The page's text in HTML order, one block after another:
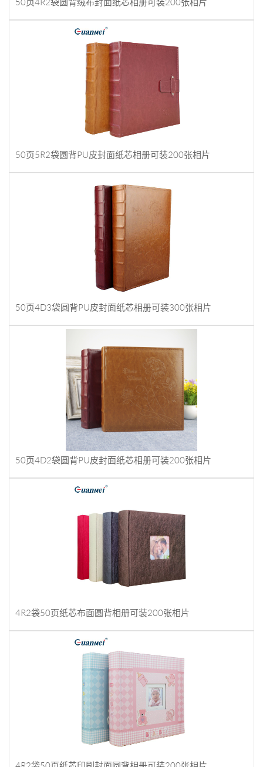
50页4R2袋圆背绒布封面纸芯相册可装200张相片
50页5R2袋圆背PU皮封面纸芯相册可装200张相片
50页4D3袋圆背PU皮封面纸芯相册可装300张相片
50页4D2袋圆背PU皮封面纸芯相册可装200张相片
4R2袋50页纸芯布面圆背相册可装200张相片